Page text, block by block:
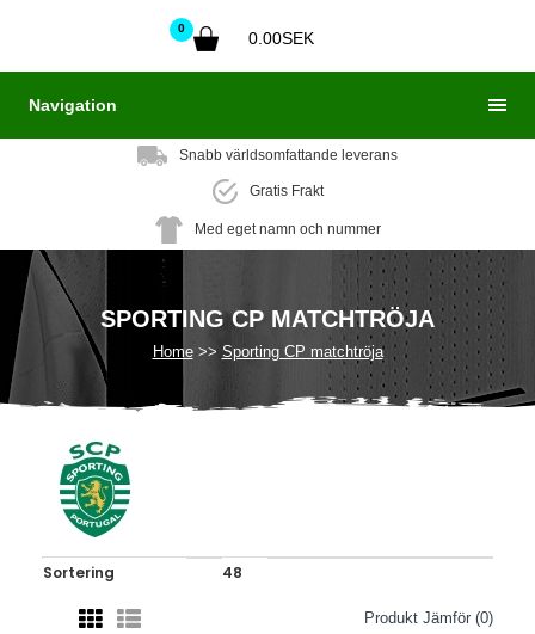
0
0.00SEK
Navigation
Snabb världsomfattande leverans
Gratis Frakt
Med eget namn och nummer
SPORTING CP MATCHTRÖJA
Home Sporting CP matchtröja
Produkt Jämför (0)